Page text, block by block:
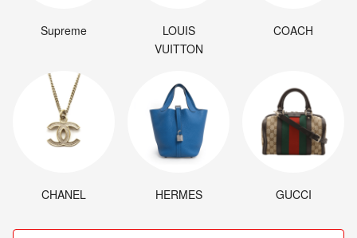
Supreme
LOUIS
VUITTON
COACH
CHANEL HERMES GUCCI